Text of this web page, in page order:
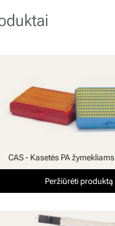
CAS - Kasetės PA žymekliams
Peržiūrėti produktą